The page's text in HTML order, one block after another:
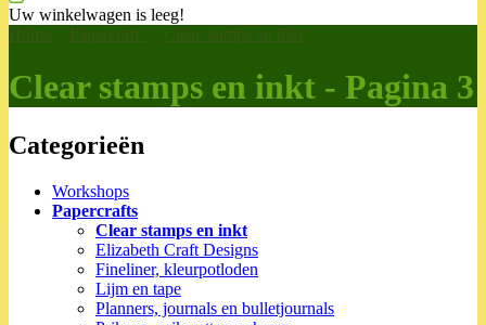
Uw winkelwagen is leeg!
Home
Papercrafts Clear stamps en inkt
Clear stamps en inkt - Pagina 3
Categorieën
Workshops
Papercrafts
Clear stamps en inkt
Elizabeth Craft Designs
Fineliner, kleurpotloden
Lijm en tape
Planners, journals en bulletjournals